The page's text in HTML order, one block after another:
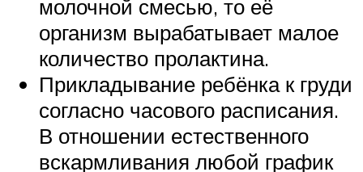
молочной смесью, то её
организм вырабатывает малое
количество пролактина.
Прикладывание ребёнка к груди
согласно часового расписания.
В отношении естественного
вскармливания любой график